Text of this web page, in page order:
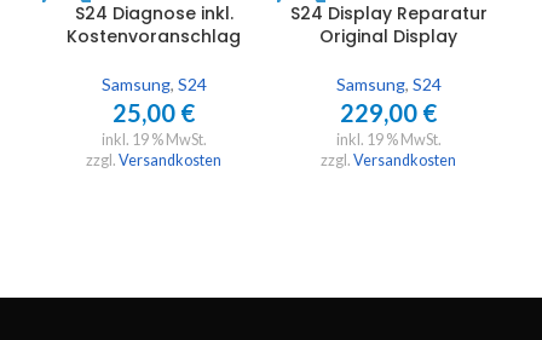
S24 Diagnose inkl.
Kostenvoranschlag
Samsung, S24
25,00 €
inkl. 19 % MwSt.
zzgl. Versandkosten
S24 Display Reparatur
Original Display
Samsung, S24
229,00 €
inkl. 19 % MwSt.
zzgl. Versandkosten